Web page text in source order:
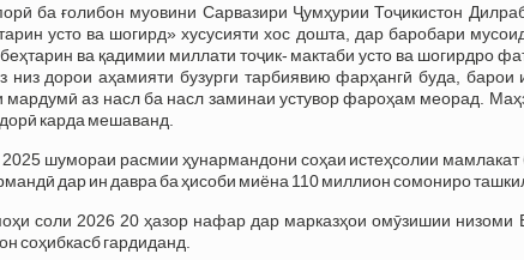
ба ғолибон муовини Сарвазири Ҷумҳурии Тоҷикистон
усто ва шогирд» хусусияти хос дошта, дар баробари
ва қадимии миллати тоҷик- мактаби усто ва шогирдро
низ дорои аҳамияти бузурги тарбиявию фарҳангӣ буда,
мардумӣ аз насл ба насл заминаи устувор фароҳам меорад.
карда мешаванд.
шумораи расмии ҳунармандони соҳаи истеҳсолии
дар ин давра ба ҳисоби миёна 110 миллион сомониро
соли 2026 20 ҳазор нафар дар марказҳои омӯзишии низоми
соҳибкасб гардиданд.